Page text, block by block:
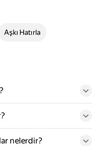
Aşkı Hatırla
nelerdir?